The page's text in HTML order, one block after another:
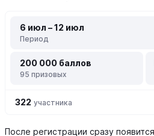
6 июл – 12 июл
Период
200 000 баллов
95 призовых
322 участника
После регистрации сразу